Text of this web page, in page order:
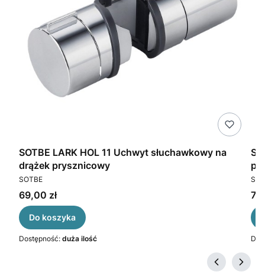
SOTBE LARK HOL 11 Uchwyt słuchawkowy na
drążek prysznicowy
PRODUCENT
SOTBE
Cena
69,00 zł
Do koszyka
Dostępność: duża ilość